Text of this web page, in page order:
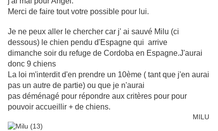
Merci de faire tout votre possible pour lui.
Je ne peux aller le chercher car j' ai sauvé Milu (ci
dessous) le chien pendu d'Espagne qui arrive
dimanche soir du refuge de Cordoba en Espagne.J'aurai
donc 9 chiens
La loi m'interdit d'en prendre un 10ème ( tant que j'en aurai
pas un autre de partie) ou que je n'aurai
pas déménagé pour répondre aux critères pour pour
pouvoir accueillir + de chiens.
MILU